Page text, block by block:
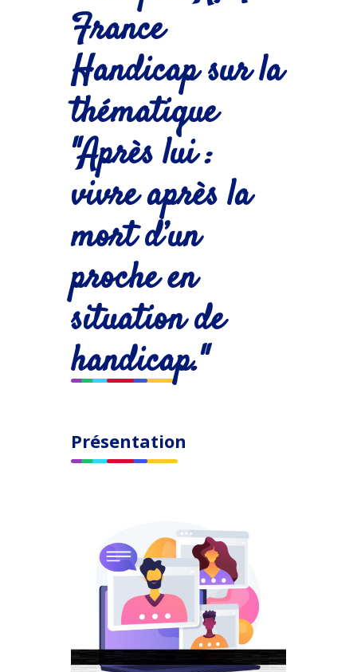
France
Handicap sur la
thématique
"Après lui :
vivre après la
mort d’un
proche en
situation de
handicap."
Présentation